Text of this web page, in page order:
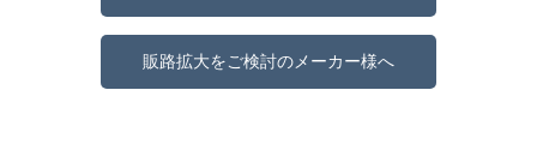
販路拡大をご検討のメーカー様へ